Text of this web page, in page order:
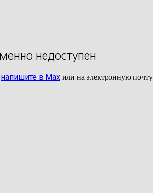
недоступен
напишите в Max или на электронную почту